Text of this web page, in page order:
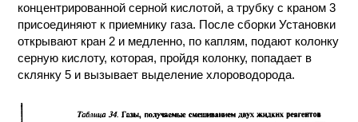
концентрированной серной кислотой, а трубку с краном 3
присоединяют к приемнику газа. После сборки Установки
открывают кран 2 и медленно, по каплям, подают колонку
серную кислоту, которая, пройдя колонку, попадает в
склянку 5 и вызывает выделение хлороводорода.